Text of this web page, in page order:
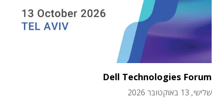
Dell Technologies Forum
שלישי, 13 באוקטובר 2026